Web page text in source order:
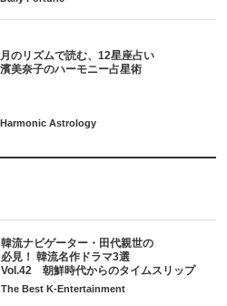
月のリズムで読む、12星座占い
韓流ナビゲーター・田代親世の
必見！ 韓流名作ドラマ3選
Vol.42 朝鮮時代からのタイムスリップ
The Best K-Entertainment